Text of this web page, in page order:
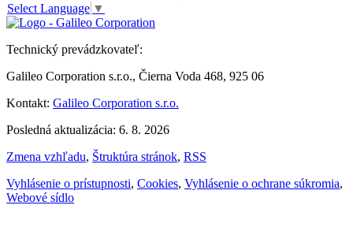
Select Language ▼
Technický prevádzkovateľ:
Galileo Corporation s.r.o., Čierna Voda 468, 925 06
Kontakt: Galileo Corporation s.r.o.
Posledná aktualizácia: 6. 8. 2026
Zmena vzhľadu, Štruktúra stránok, RSS
Vyhlásenie o prístupnosti, Cookies, Vyhlásenie o ochrane súkromia,
Webové sídlo